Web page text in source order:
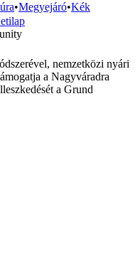
•Megyejáró•Kék
nemzetközi nyári
a Nagyváradra
a Grund